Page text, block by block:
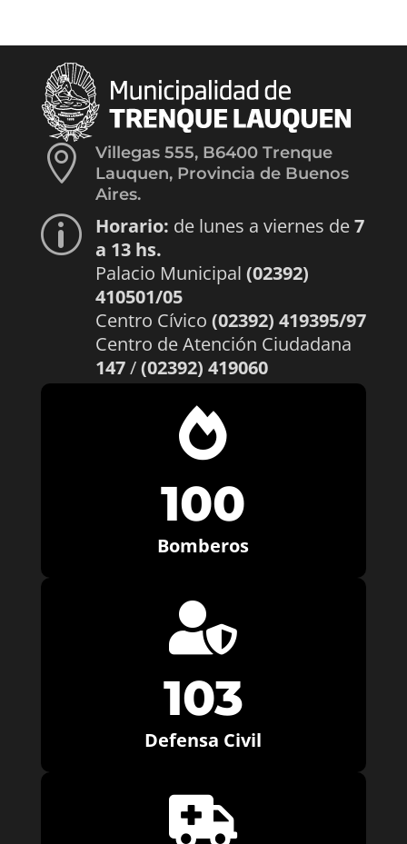

Villegas 555, B6400 Trenque
Lauquen, Provincia de Buenos
Aires.
p Horario: de lunes a viernes de7
a 13 hs.
Palacio Municipal (02392)
410501/05
Centro Cívico (02392) 419395/97
Centro de Atención Ciudadana
147/(02392) 419060

100
Bomberos

103
Defensa Civil
